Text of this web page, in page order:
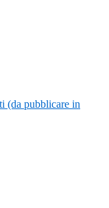
(da pubblicare in